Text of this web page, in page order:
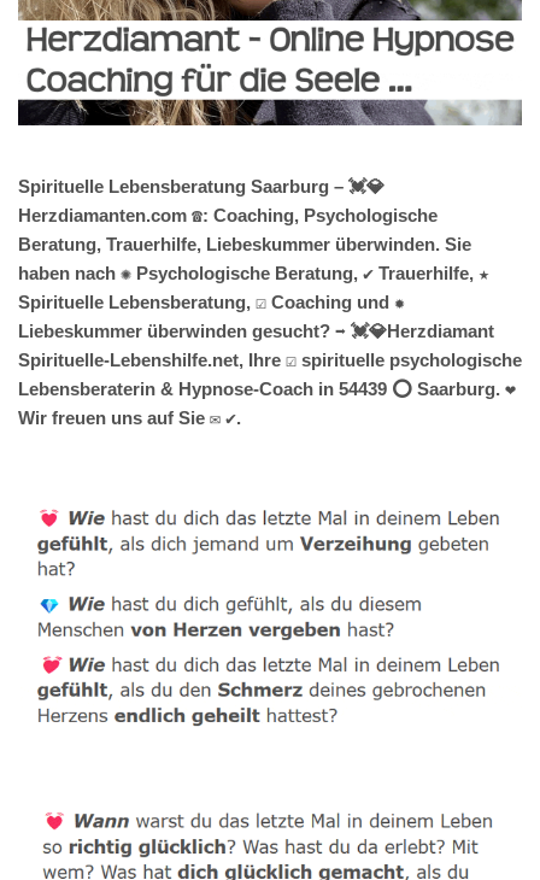
Spirituelle Lebensberatung Saarburg – 💓️💎
Herzdiamanten.com ☎️: Coaching, Psychologische
Beratung, Trauerhilfe, Liebeskummer überwinden. Sie
haben nach ✺ Psychologische Beratung, ✔️ Trauerhilfe, ★
Spirituelle Lebensberatung, ☑️ Coaching und ✹
Liebeskummer überwinden gesucht? ➡️ 💓️💎Herzdiamant
Spirituelle-Lebenshilfe.net, Ihre ☑️ spirituelle psychologische
Lebensberaterin & Hypnose-Coach in 54439 ⭕ Saarburg. ❤
Wir freuen uns auf Sie ✉ ✔.